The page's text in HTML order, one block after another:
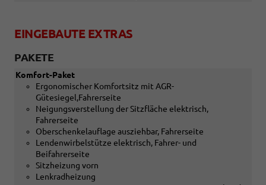
EINGEBAUTE EXTRAS
PAKETE
Komfort-Paket
Ergonomischer Komfortsitz mit AGR-
Gütesiegel,Fahrerseite
Neigungsverstellung der Sitzfläche elektrisch,
Fahrerseite
Oberschenkelauflage ausziehbar, Fahrerseite
Lendenwirbelstütze elektrisch, Fahrer- und
Beifahrerseite
Sitzheizung vorn
Lenkradheizung